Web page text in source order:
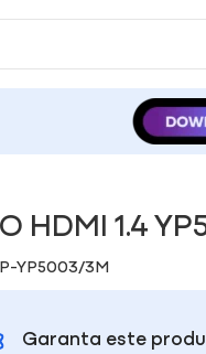
HDMI 1.4
YP5003/3M
Garanta este